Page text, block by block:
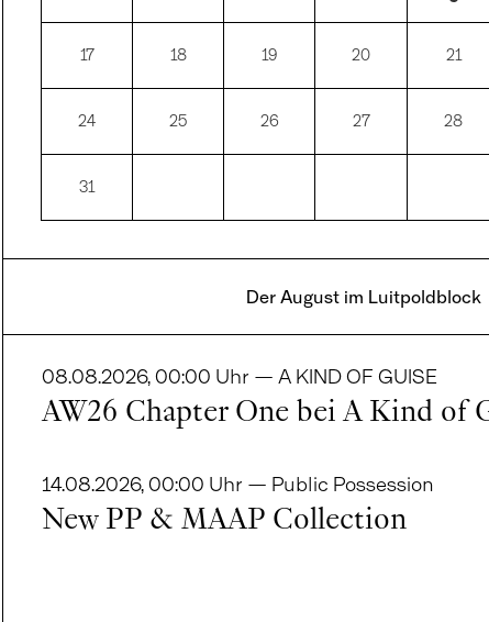
17 18 19 20 21
24 25 26 27 28
31
Der August im Luitpoldblock
08.08.2026, 00:00 Uhr — A KIND OF GUISE
AW26 Chapter One bei A Kind of
14.08.2026, 00:00 Uhr — Public Possession
New PP & MAAP Collection